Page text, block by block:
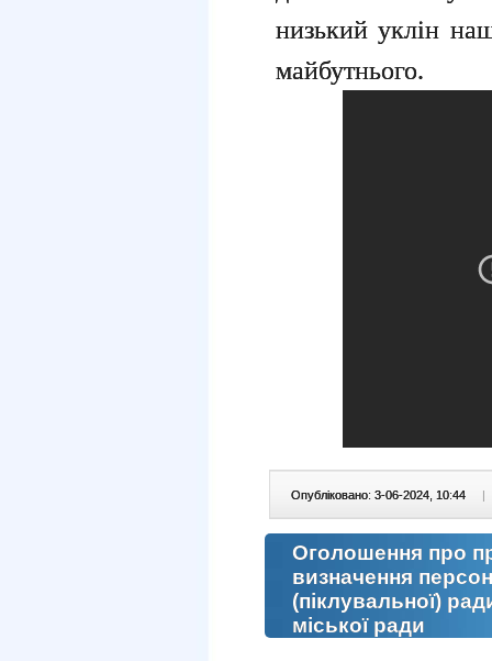
низький уклін
майбутнього.
Опубліковано: 3-06-2024, 10:44 |
Оголошення про
визначення
(піклувальної)
міської ради